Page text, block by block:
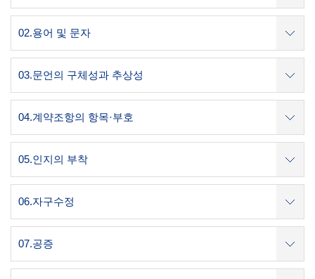
02.용어 및 문자
03.문언의 구체성과 추상성
04.계약조항의 항목·부호
05.인지의 부착
06.자구수정
07.공증